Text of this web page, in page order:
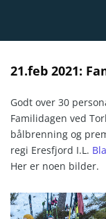
21.feb 2021:
Godt over 30
Familidagen ved
bålbrenning og
regi Eresfjord I.L.
Her er noen bilder.